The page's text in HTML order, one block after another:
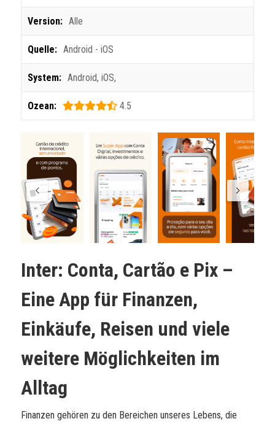
Version: Alle
Quelle: Android - iOS
System: Android, iOS,
Ozean: 4.5
Inter: Conta, Cartão e Pix –
Eine App für Finanzen,
Einkäufe, Reisen und viele
weitere Möglichkeiten im
Alltag
Finanzen gehören zu den Bereichen unseres Lebens, die